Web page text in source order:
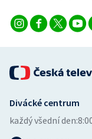
Divácké centrum
každý všední den: